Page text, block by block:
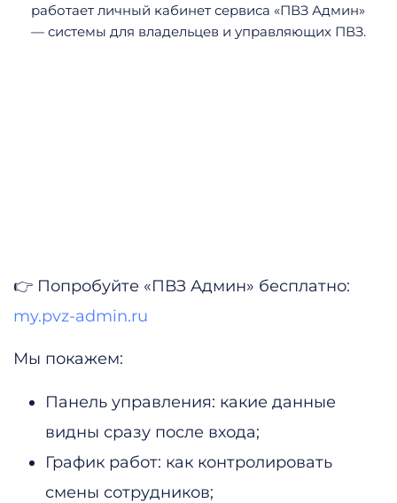
работает личный кабинет сервиса «ПВЗ Админ»
— системы для владельцев и управляющих ПВЗ.
👉 Попробуйте «ПВЗ Админ» бесплатно:
my.pvz-admin.ru
Мы покажем:
Панель управления: какие данные
видны сразу после входа;
График работ: как контролировать
смены сотрудников;